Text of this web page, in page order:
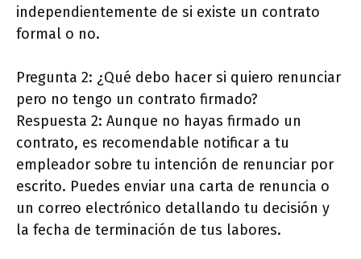
independientemente de si existe un contrato
formal o no.
Pregunta 2: ¿Qué debo hacer si quiero renunciar
pero no tengo un contrato firmado?
Respuesta 2: Aunque no hayas firmado un
contrato, es recomendable notificar a tu
empleador sobre tu intención de renunciar por
escrito. Puedes enviar una carta de renuncia o
un correo electrónico detallando tu decisión y
la fecha de terminación de tus labores.